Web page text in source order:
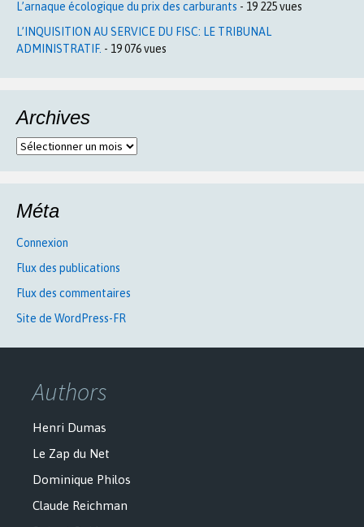
L’arnaque écologique du prix des carburants - 19 225 vues
L’INQUISITION AU SERVICE DU FISC: LE TRIBUNAL
ADMINISTRATIF. - 19 076 vues
Archives
Archives
Méta
Connexion
Flux des publications
Flux des commentaires
Site de WordPress-FR
Authors
Henri Dumas
Le Zap du Net
Dominique Philos
Claude Reichman